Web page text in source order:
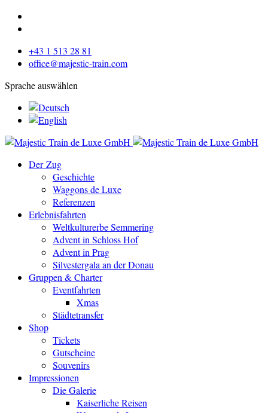
+43 1 513 28 81
office@majestic-train.com
Sprache auswählen
Der Zug
Geschichte
Waggons de Luxe
Referenzen
Erlebnisfahrten
Weltkulturerbe Semmering
Advent in Schloss Hof
Advent in Prag
Silvestergala an der Donau
Gruppen & Charter
Eventfahrten
Xmas
Städtetransfer
Shop
Tickets
Gutscheine
Souvenirs
Impressionen
Die Galerie
Kaiserliche Reisen